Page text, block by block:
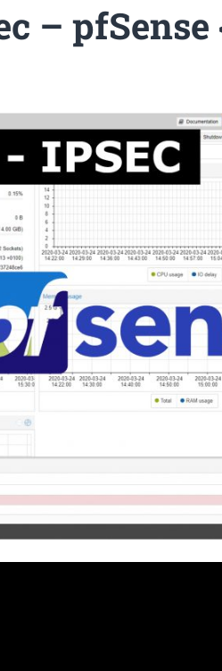
– pfSense